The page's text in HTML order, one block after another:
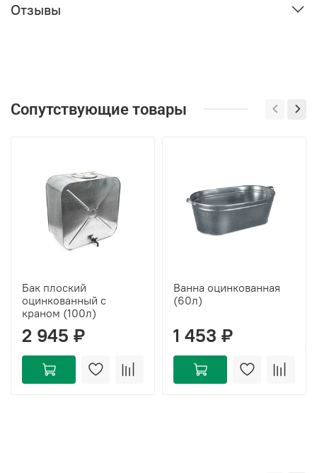
Отзывы
Сопутствующие товары
Бак плоский
оцинкованный с
краном (100л)
2 945 ₽
Ванна оцинкованная
(60л)
1 453 ₽